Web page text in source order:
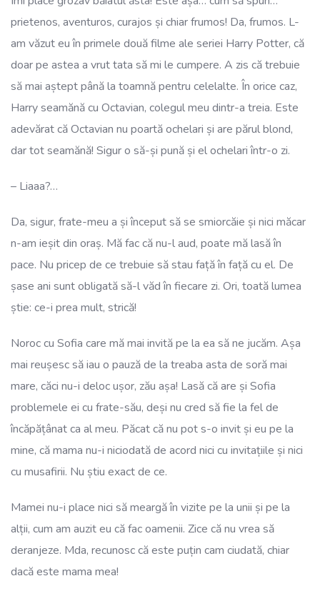
prietenos, aventuros, curajos și chiar frumos! Da, frumos. L-
am văzut eu în primele două filme ale seriei Harry Potter, că
doar pe astea a vrut tata să mi le cumpere. A zis că trebuie
să mai aștept până la toamnă pentru celelalte. În orice caz,
Harry seamănă cu Octavian, colegul meu dintr-a treia. Este
adevărat că Octavian nu poartă ochelari și are părul blond,
dar tot seamănă! Sigur o să-și pună și el ochelari într-o zi.
– Liaaa?…
Da, sigur, frate-meu a și început să se smiorcăie și nici măcar
n-am ieșit din oraș. Mă fac că nu-l aud, poate mă lasă în
pace. Nu pricep de ce trebuie să stau față în față cu el. De
șase ani sunt obligată să-l văd în fiecare zi. Ori, toată lumea
știe: ce-i prea mult, strică!
Noroc cu Sofia care mă mai invită pe la ea să ne jucăm. Așa
mai reușesc să iau o pauză de la treaba asta de soră mai
mare, căci nu-i deloc ușor, zău așa! Lasă că are și Sofia
problemele ei cu frate-său, deși nu cred să fie la fel de
încăpățânat ca al meu. Păcat că nu pot s-o invit și eu pe la
mine, că mama nu-i niciodată de acord nici cu invitațiile și nici
cu musafirii. Nu știu exact de ce.
Mamei nu-i place nici să meargă în vizite pe la unii și pe la
alții, cum am auzit eu că fac oamenii. Zice că nu vrea să
deranjeze. Mda, recunosc că este puțin cam ciudată, chiar
dacă este mama mea!